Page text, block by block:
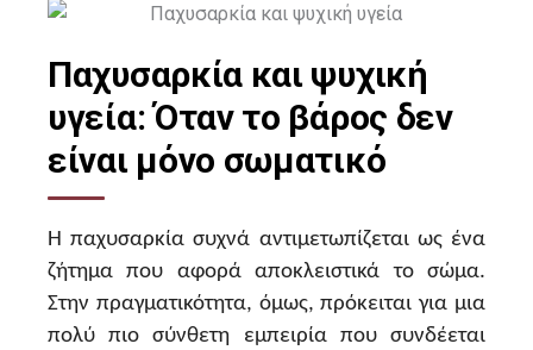
Παχυσαρκία και ψυχική
υγεία: Όταν το βάρος δεν
είναι μόνο σωματικό
Η παχυσαρκία συχνά αντιμετωπίζεται ως ένα
ζήτημα που αφορά αποκλειστικά το σώμα.
Στην πραγματικότητα, όμως, πρόκειται για μια
πολύ πιο σύνθετη εμπειρία που συνδέεται